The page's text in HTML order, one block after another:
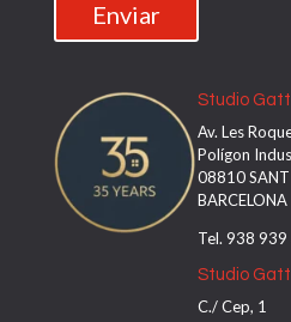
Studio
Av. Les
Polígon
08810 SANT
BARCELONA
Tel. 938 939
Studio
C./ Cep, 1